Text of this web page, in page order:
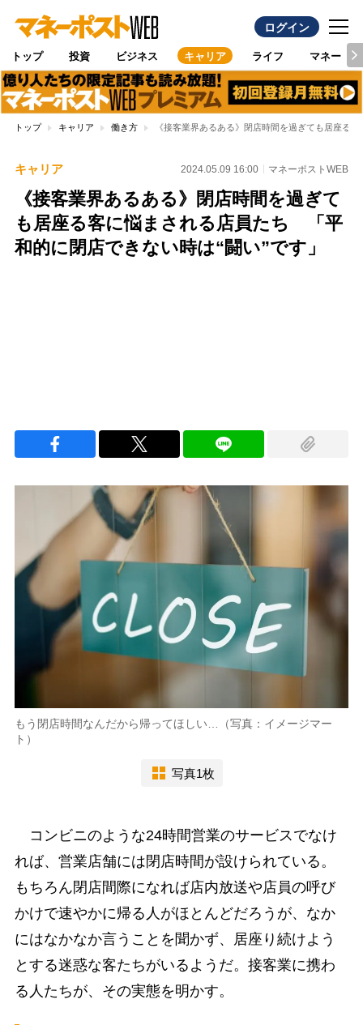
ログイン
トップ 投資 ビジネス キャリア ライフ マネー
トップ キャリア 働き方 《接客業界あるある》閉店時間を過ぎても居座る
キャリア 2024.05.09 16:00 マネーポストWEB
《接客業界あるある》閉店時間を過ぎて
も居座る客に悩まされる店員たち 「平
和的に閉店できない時は“闘い”です」
もう閉店時間なんだから帰ってほしい…（写真：イメージマー
ト）
写真1枚
コンビニのような24時間営業のサービスでなけ
れば、営業店舗には閉店時間が設けられている。
もちろん閉店間際になれば店内放送や店員の呼び
かけで速やかに帰る人がほとんどだろうが、なか
にはなかなか言うことを聞かず、居座り続けよう
とする迷惑な客たちがいるようだ。接客業に携わ
る人たちが、その実態を明かす。